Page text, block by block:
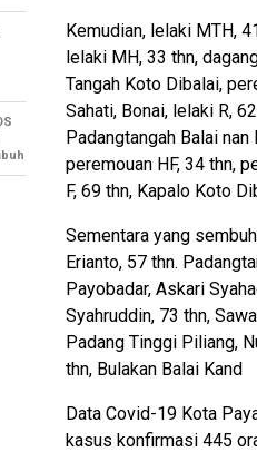
Kemudian, lelaki MTH,
lelaki MH, 33 thn,
Tangah Koto Dibalai,
Sahati, Bonai, lelaki R,
Padangtangah Balai nan
peremouan HF, 34 thn,
F, 69 thn, Kapalo Koto
Sementara yang
Erianto, 57 thn.
Payobadar, Askari
Syahruddin, 73 thn,
Padang Tinggi Piliang,
thn, Bulakan Balai Kand
Data Covid-19 Kota
kasus konfirmasi 445